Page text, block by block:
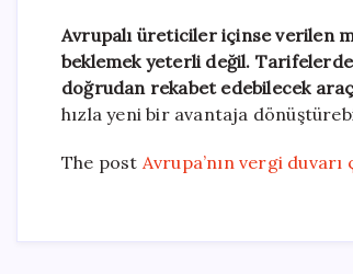
Avrupalı üreticiler içinse verilen
beklemek yeterli değil.
doğrudan rekabet edebilecek
hızla yeni bir avantaja
The post Avrupa’nın vergi